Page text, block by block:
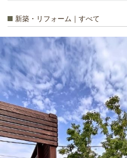
新築・リフォーム｜すべて